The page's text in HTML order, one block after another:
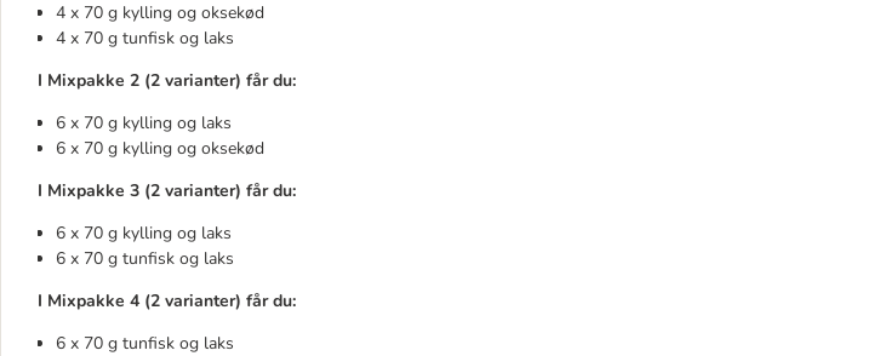
4 x 70 g kylling og oksekød
4 x 70 g tunfisk og laks
I Mixpakke 2 (2 varianter) får du:
6 x 70 g kylling og laks
6 x 70 g kylling og oksekød
I Mixpakke 3 (2 varianter) får du:
6 x 70 g kylling og laks
6 x 70 g tunfisk og laks
I Mixpakke 4 (2 varianter) får du:
6 x 70 g tunfisk og laks